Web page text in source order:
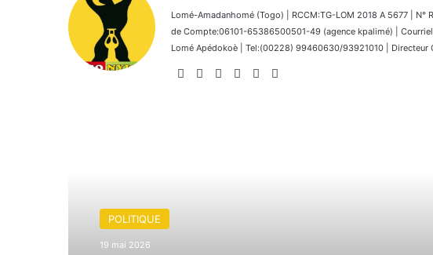
Lomé-Amadanhomé (Togo) | RCCM:TG-LOM 2018 A 5677 |
de Compte:06101-65386500501-49 (agence kpalimé) |
Lomé Apédokoè | Tel:(00228) 99460630/93921010 | Directeur
WebsiteFacebook
X LinkedinInstagram
POLITIQUE
19 mai 2026